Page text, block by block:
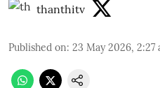
thanthitv
Published on: 23 May 2026, 2:27